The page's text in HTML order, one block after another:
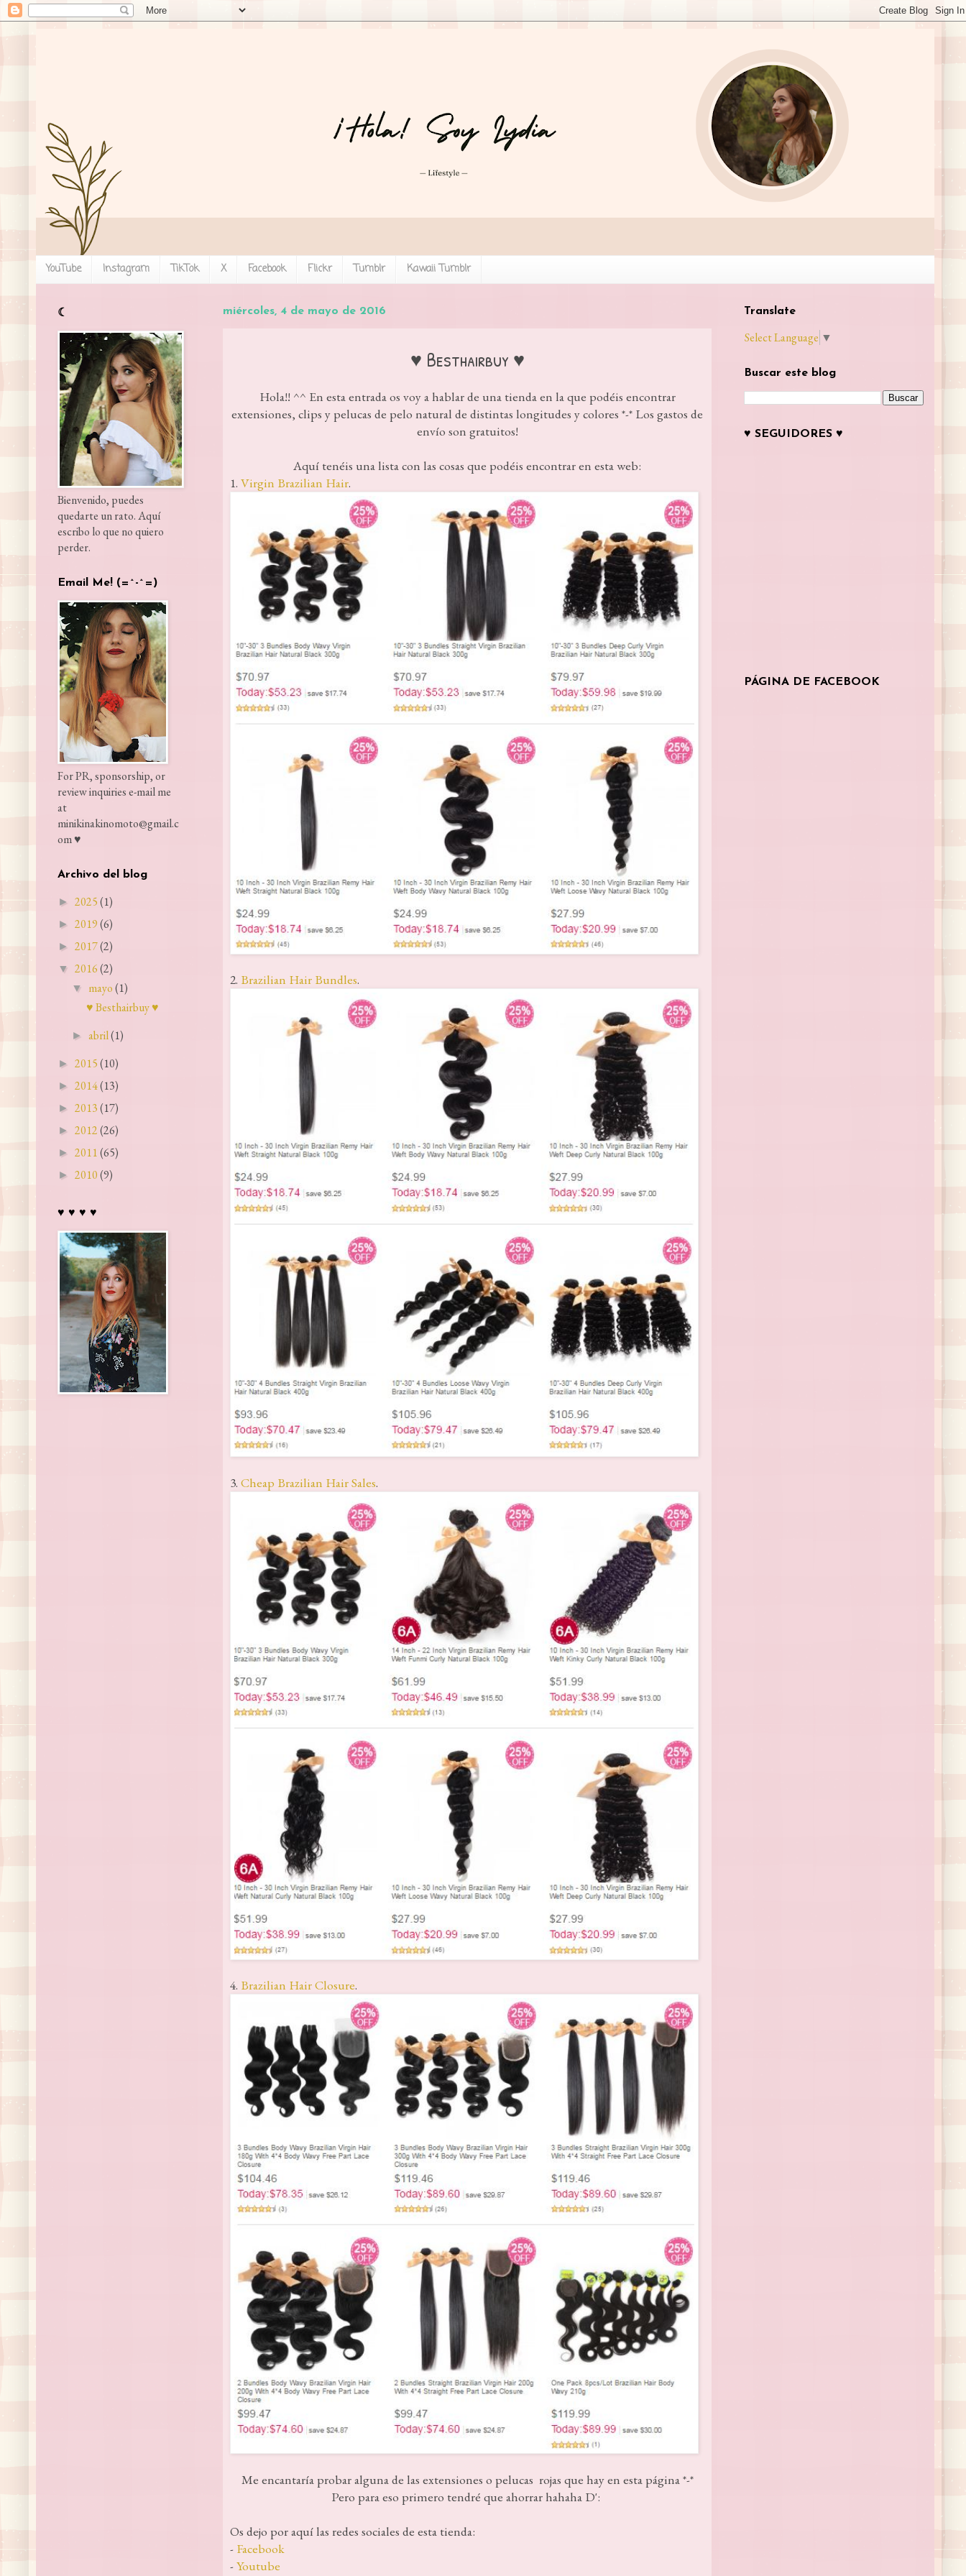
YouTube Instagram TikTok X Facebook Flickr Tumblr Kawaii Tumblr
miércoles, 4 de mayo de 2016
♥ Besthairbuy ♥
Hola!! ^^ En esta entrada os voy a hablar de una tienda en la que podéis encontrar
extensiones, clips y pelucas de pelo natural de distintas longitudes y colores *-* Los gastos de
envío son gratuitos!
Aquí tenéis una lista con las cosas que podéis encontrar en esta web:
1. Virgin Brazilian Hair.
2. Brazilian Hair Bundles.
3. Cheap Brazilian Hair Sales.
4. Brazilian Hair Closure.
Me encantaría probar alguna de las extensiones o pelucas rojas que hay en esta página *-*
Pero para eso primero tendré que ahorrar hahaha D':
Os dejo por aquí las redes sociales de esta tienda:
- Facebook
- Youtube
☾
Bienvenido, puedes
quedarte un rato. Aquí
escribo lo que no quiero
perder.
Email Me! (=^-^=)
For PR, sponsorship, or
review inquiries e-mail me
at
minikinakinomoto@gmail.c
om ♥
Archivo del blog
► 2025(1)
► 2019(6)
► 2017(2)
▼ 2016(2)
▼ mayo(1)
♥ Besthairbuy ♥
►abril(1)
► 2015(10)
► 2014(13)
► 2013(17)
► 2012(26)
► 2011(65)
► 2010(9)
♥ ♥ ♥ ♥
Translate
Select Language ▼
Buscar este blog
♥ SEGUIDORES ♥
PÁGINA DE FACEBOOK